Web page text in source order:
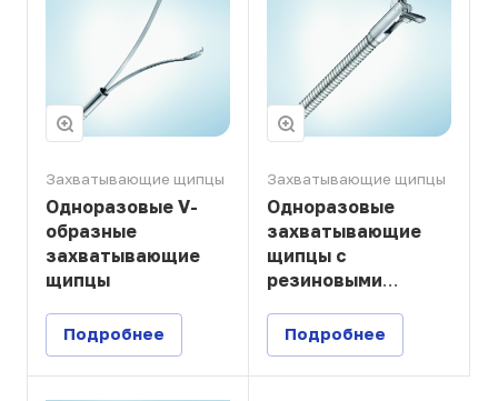
Захватывающие щипцы
Одноразовые V-
образные
захватывающие
щипцы
Подробнее
Захватывающие щипцы
Одноразовые
захватывающие
щипцы с
резиновыми
Подробнее